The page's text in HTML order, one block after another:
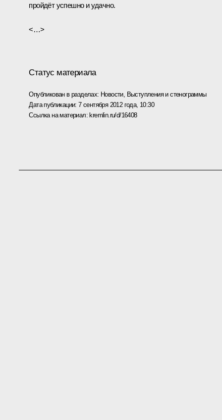
пройдёт успешно и удачно.
<…>
Статус материала
Опубликован в разделах: Новости, Выступления и стенограммы
Дата публикации:7 сентября 2012 года, 10:30
Ссылка на материал: kremlin.ru/d/16408